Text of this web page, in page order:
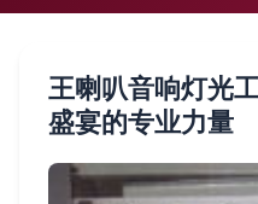
王喇叭音响灯光
盛宴的专业力量